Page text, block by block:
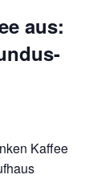
aus:
Kaffee